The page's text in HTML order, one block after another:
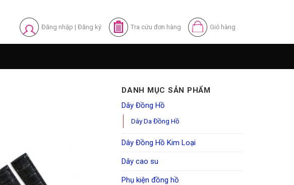
Đăng nhập | Đăng ký Tra cứu đơn hàng Giỏ hàng
DANH MỤC SẢN PHẨM
Dây Đồng Hồ
Dây Da Đồng Hồ
Dây Đồng Hồ Kim Loại
Dây cao su
Phụ kiện đồng hồ